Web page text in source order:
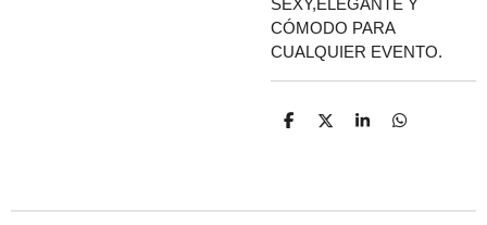
CÓMODO PARA
CUALQUIER EVENTO.
C
r
C
r
C
r
C
r